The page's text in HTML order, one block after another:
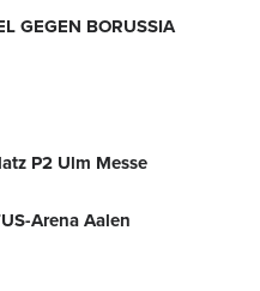
GEGEN BORUSSIA
P2 Ulm Messe
Arena Aalen